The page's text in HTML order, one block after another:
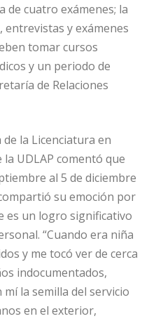
de cuatro exámenes; la
entrevistas y exámenes
tomar cursos
y un periodo de
de Relaciones
la Licenciatura en
UDLAP comentó que
al 5 de diciembre
su emoción por
es un logro significativo
“Cuando era niña
y me tocó ver de cerca
indocumentados,
la semilla del servicio
en el exterior,